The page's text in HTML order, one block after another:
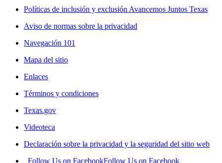
Políticas de inclusión y exclusión Avancemos Juntos Texas
Aviso de normas sobre la privacidad
Navegación 101
Mapa del sitio
Enlaces
Términos y condiciones
Texas.gov
Videoteca
Declaración sobre la privacidad y la seguridad del sitio web
Follow Us on FacebookFollow Us on Facebook